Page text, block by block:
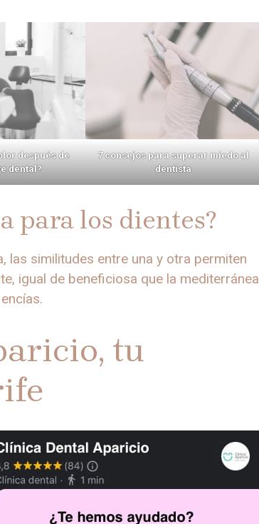
después de
dental?
7 consejos para superar miedo al
dentista
para los dientes?
las similitudes entre una y otra permiten
igual de beneficiosa que la mediterránea
tu